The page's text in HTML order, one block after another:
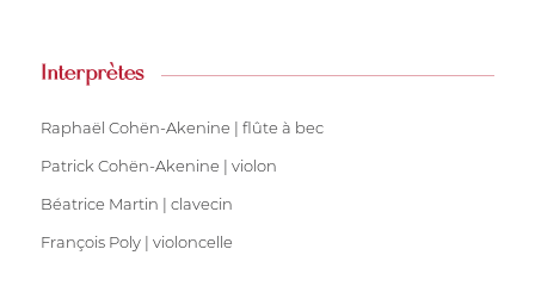
Interprètes
Raphaël Cohën-Akenine | flûte à bec
Patrick Cohën-Akenine | violon
Béatrice Martin | clavecin
François Poly | violoncelle